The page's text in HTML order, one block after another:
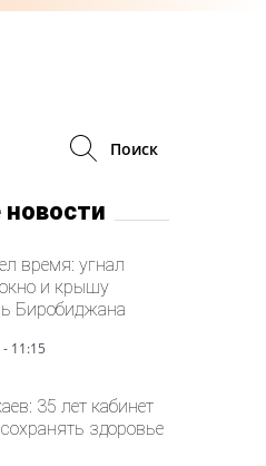
Поиск
время: угнал
и крышу
Биробиджана
- 11:15
35 лет кабинет
здоровье